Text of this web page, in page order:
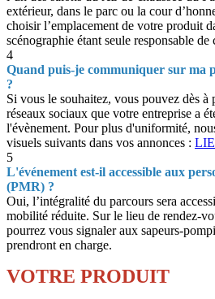
extérieur, dans le parc ou la cour
choisir l’emplacement de votre produit
scénographie étant seule responsable de
4
Quand puis-je communiquer sur ma
?
Si vous le souhaitez, vous pouvez dès à
réseaux sociaux que votre entreprise a
l'évènement. Pour plus d'uniformité,
visuels suivants dans vos annonces :
5
L'événement est-il accessible aux
(PMR) ?
Oui, l’intégralité du parcours sera
mobilité réduite. Sur le lieu de rendez-
pourrez vous signaler aux sapeurs-
prendront en charge.
VOTRE PRODUIT